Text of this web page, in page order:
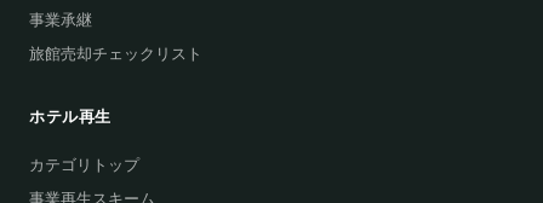
事業承継
旅館売却チェックリスト
ホテル再生
カテゴリトップ
事業再生スキーム